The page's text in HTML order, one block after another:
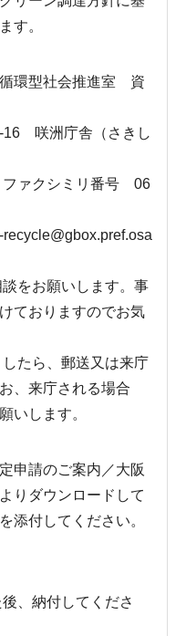
す。
環型社会推進室 資
16 咲洲庁舎（さきし
ァクシミリ番号 06
をお願いします。事
ておりますのでお気
たら、郵送又は来庁
、来庁される場合
いします。
申請のご案内／大阪
りダウンロードして
添付してください。
、納付してくださ